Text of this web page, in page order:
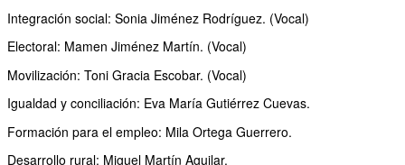
Integración social: Sonia Jiménez Rodríguez. (Vocal)
Electoral: Mamen Jiménez Martín. (Vocal)
Movilización: Toni Gracia Escobar. (Vocal)
Igualdad y conciliación: Eva María Gutiérrez Cuevas.
Formación para el empleo: Mila Ortega Guerrero.
Desarrollo rural: Miguel Martín Aguilar.